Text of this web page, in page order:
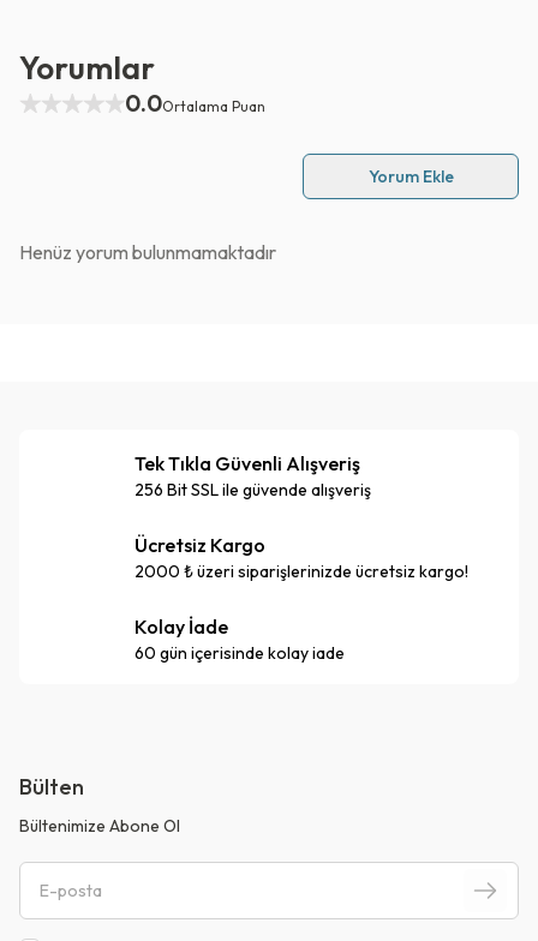
Yorumlar
0.0Ortalama Puan
Yorum Ekle
Henüz yorum bulunmamaktadır
Tek Tıkla Güvenli Alışveriş
256 Bit SSL ile güvende alışveriş
Ücretsiz Kargo
2000 ₺ üzeri siparişlerinizde ücretsiz kargo!
Kolay İade
60 gün içerisinde kolay iade
Bülten
Bültenimize Abone Ol